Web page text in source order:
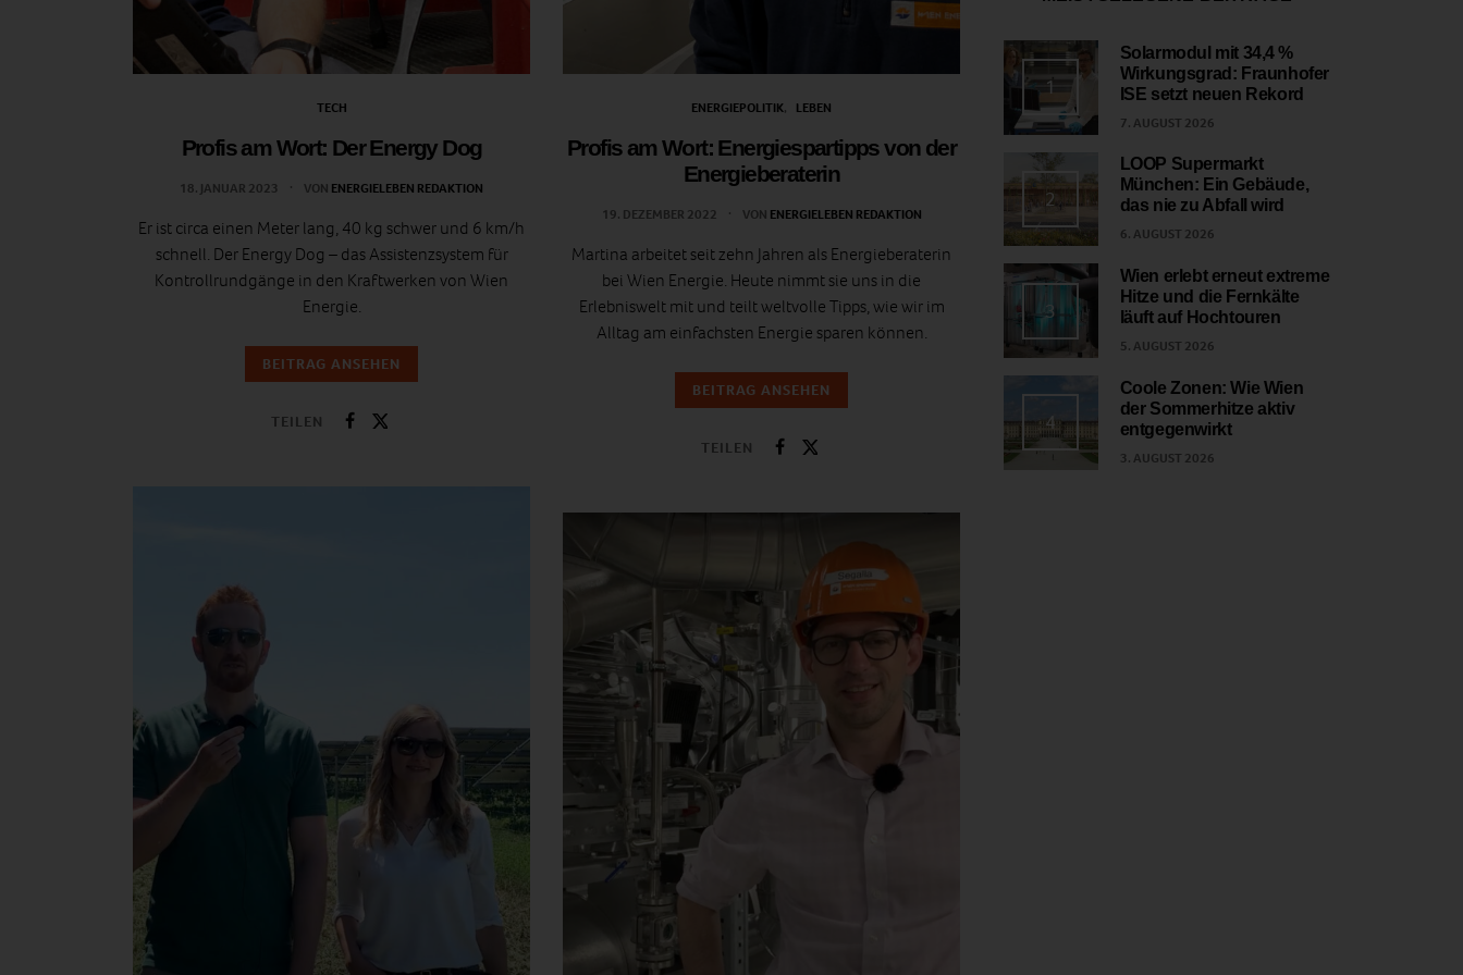
TECH
Profis am Wort: Der Energy Dog
18. JANUAR 2023 VON ENERGIELEBEN REDAKTION
Er ist circa einen Meter lang, 40 kg schwer und 6 km/h
schnell. Der Energy Dog – das Assistenzsystem für
Kontrollrundgänge in den Kraftwerken von Wien
Energie.
BEITRAG ANSEHEN
TEILEN
ENERGIEPOLITIK LEBEN
Profis am Wort: Energiespartipps von der
Energieberaterin
19. DEZEMBER 2022 VON ENERGIELEBEN REDAKTION
Martina arbeitet seit zehn Jahren als Energieberaterin
bei Wien Energie. Heute nimmt sie uns in die
Erlebniswelt mit und teilt weltvolle Tipps, wie wir im
Alltag am einfachsten Energie sparen können.
BEITRAG ANSEHEN
TEILEN
1
Solarmodul mit 34,4 %
Wirkungsgrad: Fraunhofer
ISE setzt neuen Rekord
7. AUGUST 2026
2
LOOP Supermarkt
München: Ein Gebäude,
das nie zu Abfall wird
6. AUGUST 2026
3
Wien erlebt erneut extreme
Hitze und die Fernkälte
läuft auf Hochtouren
5. AUGUST 2026
4
Coole Zonen: Wie Wien
der Sommerhitze aktiv
entgegenwirkt
3. AUGUST 2026